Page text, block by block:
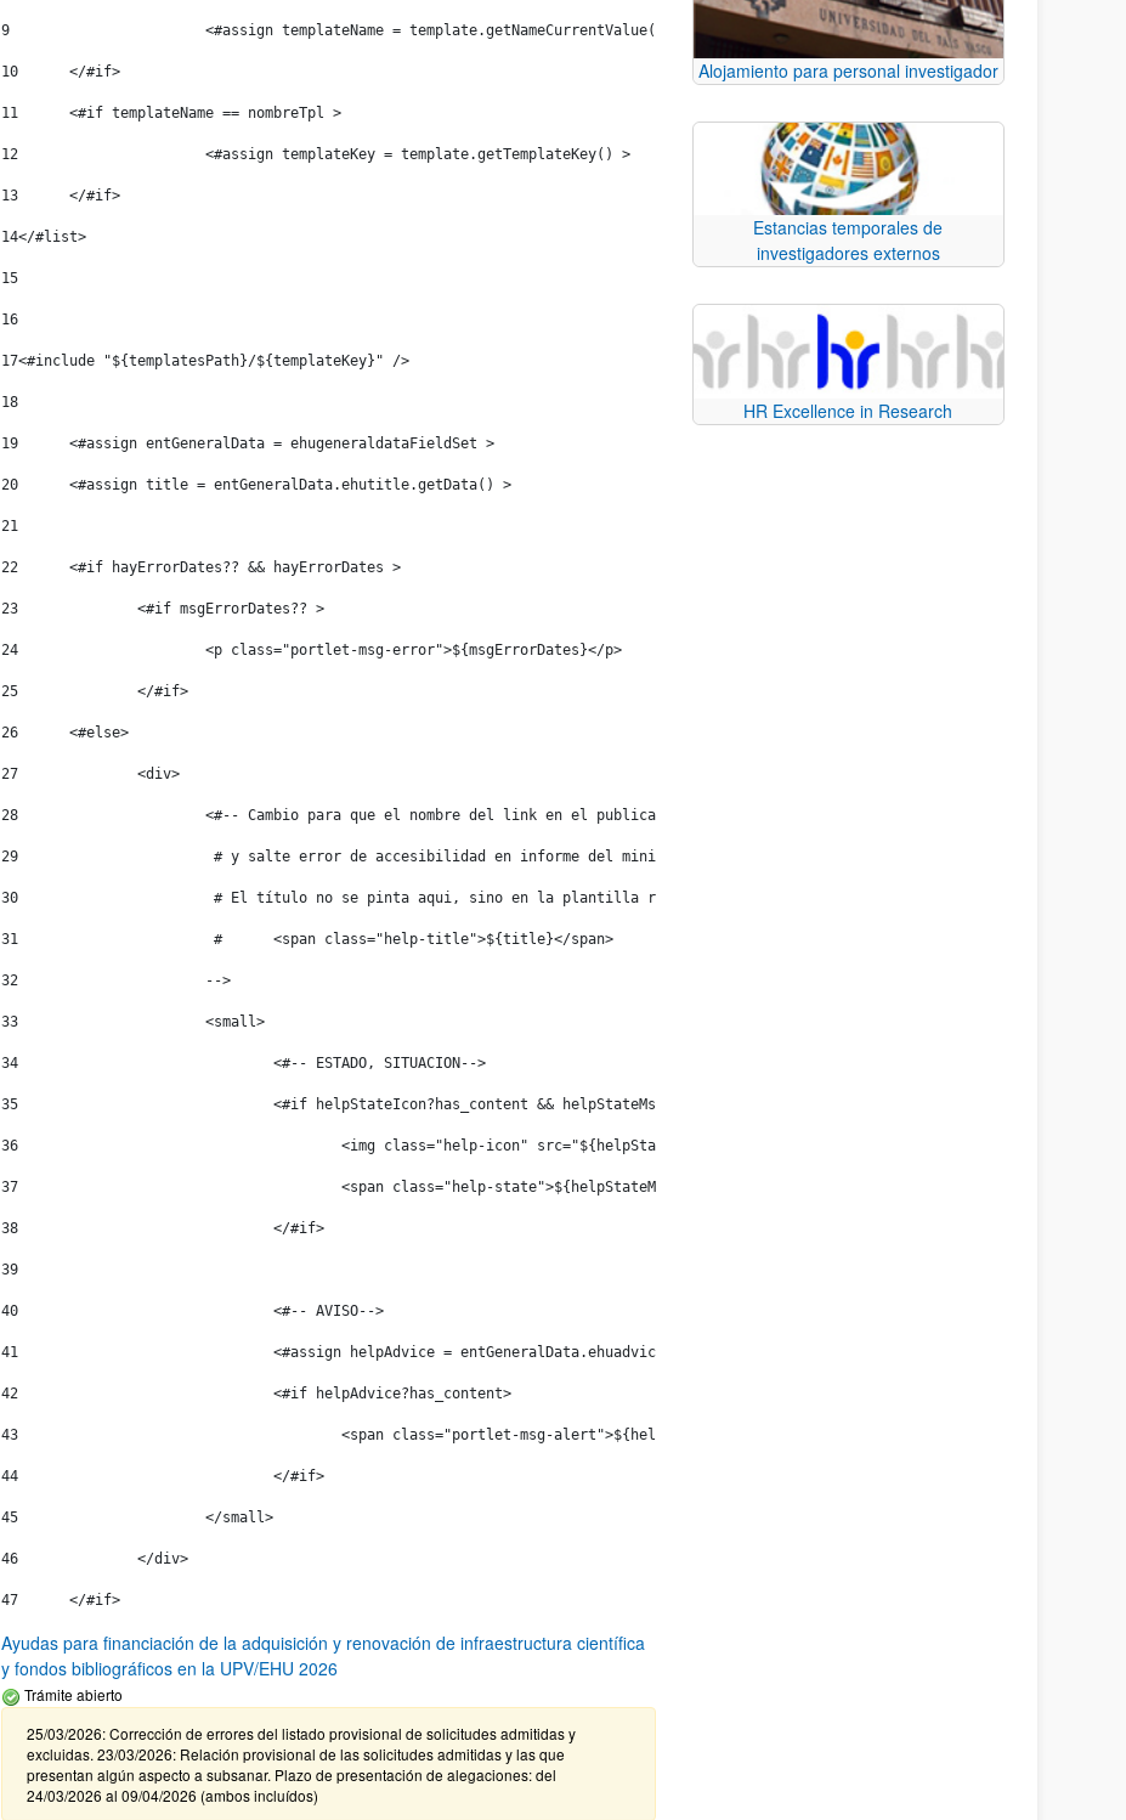
9
			<#assign templateName = template.getNameCurrentValue() >
10
	</#if>
11
	<#if templateName == nombreTpl >
12
			<#assign templateKey = template.getTemplateKey() >
13
	</#if>
14</#list>
15
16
17<#include "${templatesPath}/${templateKey}" />
18
19
	<#assign entGeneralData = ehugeneraldataFieldSet >
20
	<#assign title = entGeneralData.ehutitle.getData() >
21
22
	<#if hayErrorDates?? && hayErrorDates >
23
		<#if msgErrorDates?? >
24
			<p class="portlet-msg-error">${msgErrorDates}</p>
25
		</#if>
26
	<#else>
27
		<div>
28
			<#-- Cambio para que el nombre del link en el publicador no sea demasiado grande
29
			 # y salte error de accesibilidad en informe del ministerio.
30
			 # El título no se pinta aqui, sino en la plantilla resumen del publicador (isHelp).
31
			 #	<span class="help-title">${title}</span>
32
			-->
33
			<small>
34
				<#-- ESTADO, SITUACION-->
35
				<#if helpStateIcon?has_content && helpStateMsg?has_content>
36
					<img class="help-icon" src="${helpStateIcon}" alt=""/>
37
					<span class="help-state">${helpStateMsg}</span>
38
				</#if>
39
40
				<#-- AVISO-->
41
				<#assign helpAdvice = entGeneralData.ehuadvice.getData() >
42
				<#if helpAdvice?has_content>
43
					<span class="portlet-msg-alert">${helpAdvice}</span>
44
				</#if>
45
			</small>
46
		</div>
47
	</#if>
Ayudas para financiación de la adquisición y renovación de infraestructura científica
y fondos bibliográficos en la UPV/EHU 2026
Trámite abierto
25/03/2026: Corrección de errores del listado provisional de solicitudes admitidas y
excluidas. 23/03/2026: Relación provisional de las solicitudes admitidas y las que
presentan algún aspecto a subsanar. Plazo de presentación de alegaciones: del
24/03/2026 al 09/04/2026 (ambos incluídos)
Alojamiento para personal investigador
Estancias temporales de
investigadores externos
HR Excellence in Research